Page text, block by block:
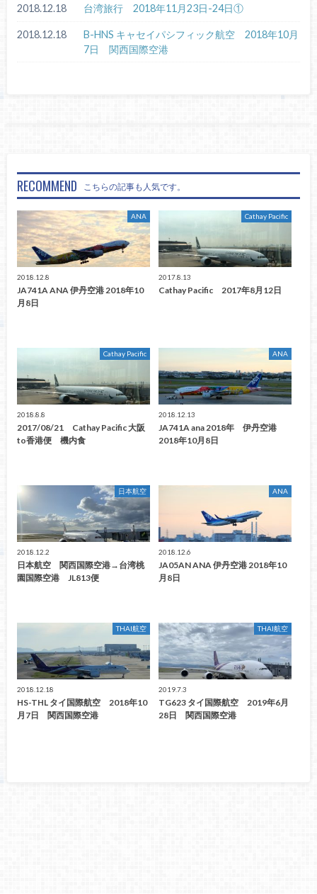
2018.12.18 台湾旅行 2018年11月23日-24日①
2018.12.18
B-HNS キャセイパシフィック航空 2018年10月
7日 関西国際空港
RECOMMEND こちらの記事も人気です。
ANA
2018.12.8
JA741A ANA 伊丹空港 2018年10
月8日
Cathay Pacific
2017.8.13
Cathay Pacific 2017年8月12日
Cathay Pacific
2018.8.8
2017/08/21 Cathay Pacific 大阪
to香港便 機内食
ANA
2018.12.13
JA741A ana 2018年 伊丹空港
2018年10月8日
日本航空
2018.12.2
日本航空 関西国際空港→台湾桃
園国際空港 JL813便
ANA
2018.12.6
JA05AN ANA 伊丹空港 2018年10
月8日
THAI航空
2018.12.18
HS-THL タイ国際航空 2018年10
月7日 関西国際空港
THAI航空
2019.7.3
TG623 タイ国際航空 2019年6月
28日 関西国際空港